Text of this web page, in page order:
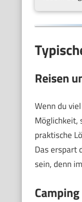
Reisen
Wenn du
Möglichkeit,
praktische
Das erspart
sein, denn